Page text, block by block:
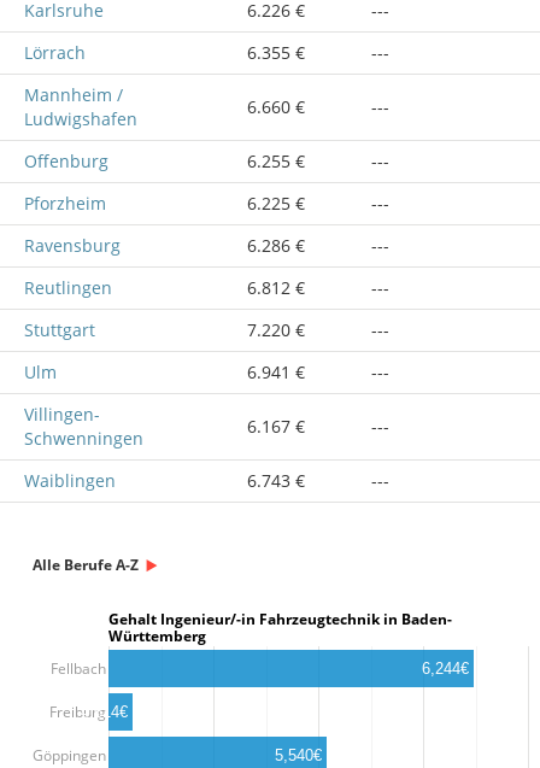
Karlsruhe
6.226 €
---
Lörrach
6.355 €
---
Mannheim /
Ludwigshafen
6.660 € ---
Offenburg 6.255 €
---
Pforzheim
6.225 €
---
Ravensburg
6.286 €
---
Reutlingen
6.812 €
---
Stuttgart
7.220 €
---
Ulm
6.941 €
---
Villingen-
Schwenningen
6.167 € ---
Waiblingen 6.743 € ---
Alle Berufe A-Z
Gehalt Ingenieur/-in Fahrzeugtechnik in Baden-
Württemberg
Fellbach
Freiburg
Göppingen
6,244€
4,614€
5,540€